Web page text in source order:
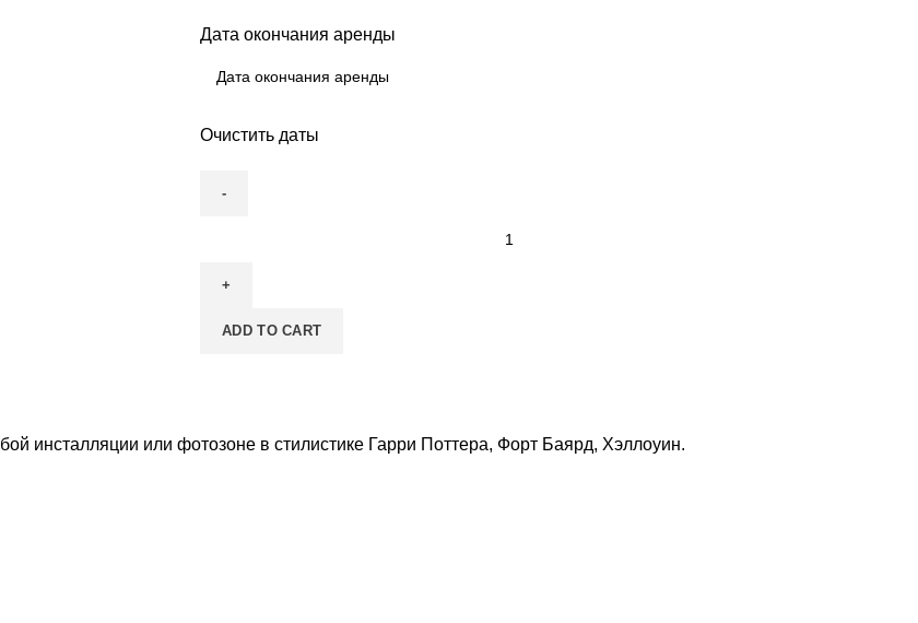
Дата окончания аренды
Очистить даты
quantity
ADD TO CART
инсталляции или фотозоне в стилистике Гарри Поттера, Форт Баярд, Хэллоуин.